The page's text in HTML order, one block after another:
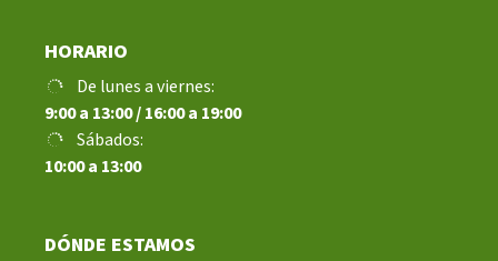
HORARIO
De lunes a viernes:
9:00 a 13:00 / 16:00 a 19:00
Sábados:
10:00 a 13:00
DÓNDE ESTAMOS